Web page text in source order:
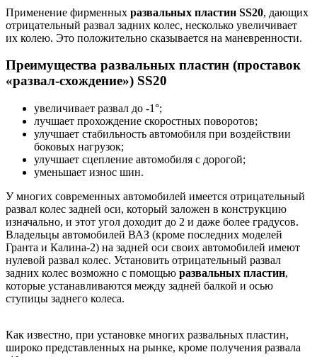
Применение фирменных развальных пластин SS20, дающих
отрицательный развал задних колес, несколько увеличивает
их колею. Это положительно сказывается на маневренности.
Преимущества развальных пластин (проставок
«развал-схождение») SS20
увеличивает развал до -1°;
лучшает прохождение скоростных поворотов;
улучшает стабильность автомобиля при воздействии
боковых нагрузок;
улучшает сцепление автомобиля с дорогой;
уменьшает износ шин.
У многих современных автомобилей имеется отрицательный
развал колес задней оси, который заложен в конструкцию
изначально, и этот угол доходит до 2 и даже более градусов.
Владельцы автомобилей ВАЗ (кроме последних моделей
Гранта и Калина-2) на задней оси своих автомобилей имеют
нулевой развал колес. Установить отрицательный развал
задних колес возможно с помощью развальных пластин,
которые устанавливаются между задней балкой и осью
ступицы заднего колеса.
Как известно, при установке многих развальных пластин,
широко представленных на рынке, кроме получения развала